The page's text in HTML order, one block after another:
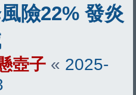
險22% 發炎
壺子 « 2025-